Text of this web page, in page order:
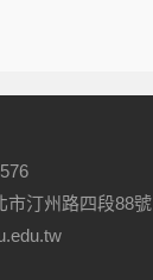
市汀州路四段88號